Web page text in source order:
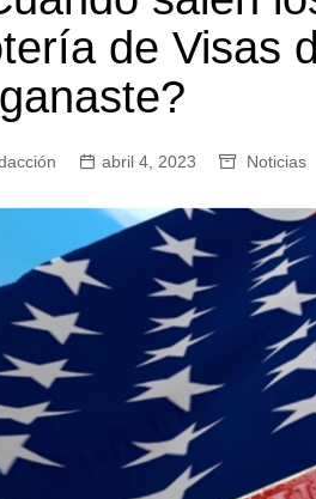
de Visas
abril 4, 2023 Noticias